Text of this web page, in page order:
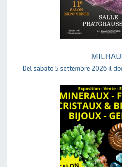
Del sabato 5 settembre 2026 il